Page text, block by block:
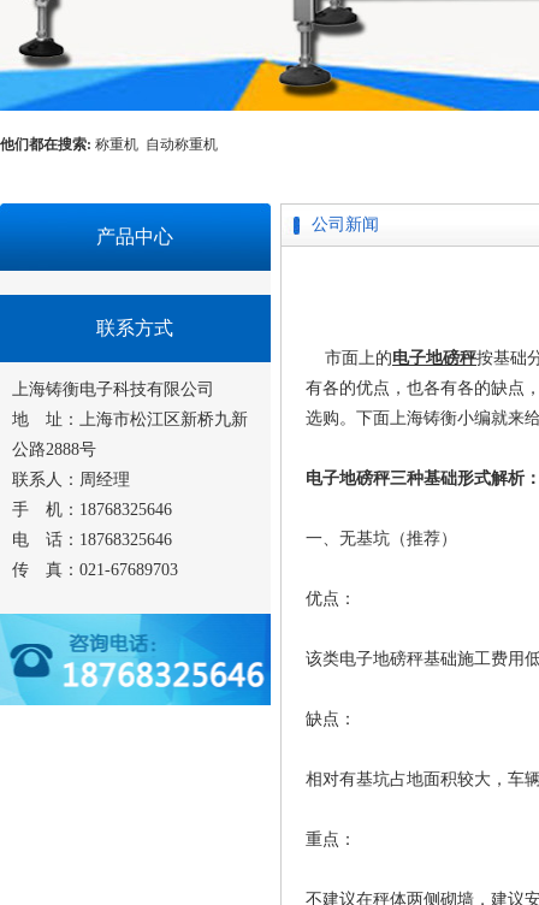
他们都在搜索: 称重机 自动称重机
产品中心
联系方式
上海铸衡电子科技有限公司
地 址：上海市松江区新桥九新
公路2888号
联系人：周经理
手 机：18768325646
电 话：18768325646
传 真：021-67689703
公司新闻
市面上的电子地磅秤按基础
有各的优点，也各有各的缺点
选购。下面上海铸衡小编就来
电子地磅秤三种基础形式解析
一、无基坑（推荐）
优点：
该类电子地磅秤基础施工费用
缺点：
相对有基坑占地面积较大，车
重点：
不建议在秤体两侧砌墙，建议